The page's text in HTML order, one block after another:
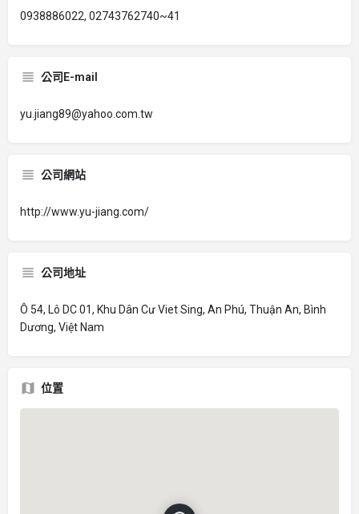
0938886022, 02743762740~41
公司E-mail
yu.jiang89@yahoo.com.tw
公司網站
http://www.yu-jiang.com/
公司地址
Ô 54, Lô DC 01, Khu Dân Cư Viet Sing, An Phú, Thuận An, Bình
Dương, Việt Nam
位置